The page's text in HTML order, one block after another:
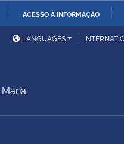
ACESSO À INFORMAÇÃO
das Relações
LANGUAGES